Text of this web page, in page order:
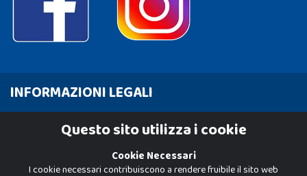
INFORMAZIONI LEGALI
Cookie PolicyQuesto sito utilizza i cookie
Cookie Necessari
I cookie necessari contribuiscono a rendere fruibile il sito web